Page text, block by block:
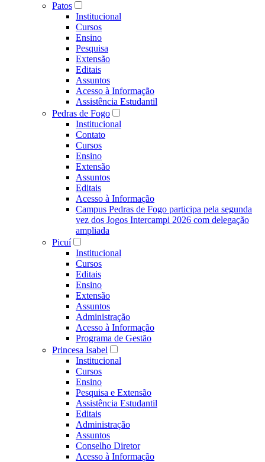
Patos
Institucional
Cursos
Ensino
Pesquisa
Extensão
Editais
Assuntos
Acesso à Informação
Assistência Estudantil
Pedras de Fogo
Institucional
Contato
Cursos
Ensino
Extensão
Assuntos
Editais
Acesso à Informação
Campus Pedras de Fogo participa pela segunda
vez dos Jogos Intercampi 2026 com delegação
ampliada
Picuí
Institucional
Cursos
Editais
Ensino
Extensão
Assuntos
Administração
Acesso à Informação
Programa de Gestão
Princesa Isabel
Institucional
Cursos
Ensino
Pesquisa e Extensão
Assistência Estudantil
Editais
Administração
Assuntos
Conselho Diretor
Acesso à Informação